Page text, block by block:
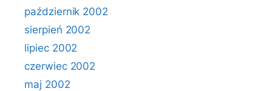
październik 2002
sierpień 2002
lipiec 2002
czerwiec 2002
maj 2002